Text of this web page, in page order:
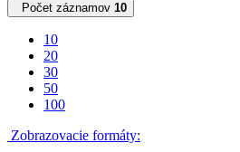
Počet záznamov 10
10
20
30
50
100
Zobrazovacie formáty: